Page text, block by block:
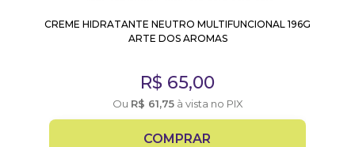
CREME HIDRATANTE NEUTRO MULTIFUNCIONAL 196G
ARTE DOS AROMAS
R$ 65,00
Ou R$ 61,75à vista no PIX
COMPRAR